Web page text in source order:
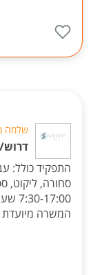
שלמה כהנא
התפקיד כולל:
סחורה, ליקוט,
המשרה מיועדת